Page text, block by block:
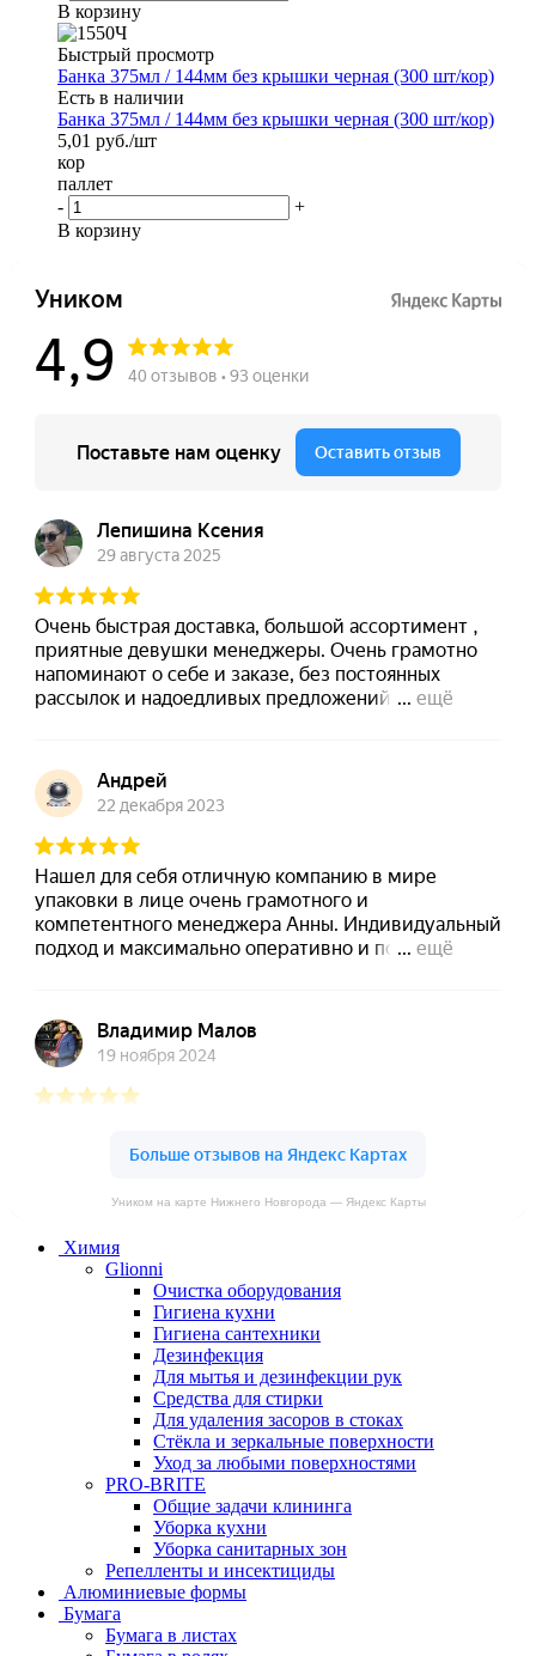
В корзину
Быстрый просмотр
Банка 375мл / 144мм без крышки черная (300 шт/кор)
Есть в наличии
Банка 375мл / 144мм без крышки черная (300 шт/кор)
5,01 руб./шт
кор
паллет
-
+
В корзину
Уником на карте Нижнего Новгорода — Яндекс Карты
Химия
Glionni
Очистка оборудования
Гигиена кухни
Гигиена сантехники
Дезинфекция
Для мытья и дезинфекции рук
Средства для стирки
Для удаления засоров в стоках
Стёкла и зеркальные поверхности
Уход за любыми поверхностями
PRO-BRITE
Общие задачи клининга
Уборка кухни
Уборка санитарных зон
Репелленты и инсектициды
Алюминиевые формы
Бумага
Бумага в листах